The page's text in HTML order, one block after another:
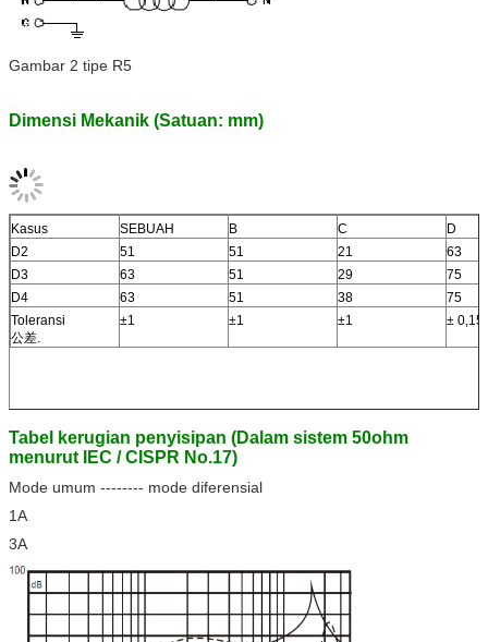
Gambar 2 tipe R5
Dimensi Mekanik (Satuan: mm)
Kasus SEBUAH B C
D
D2
51 51 21
63
D3
63 51 29
75
D4
63 51 38
75
Toleransi
公差.
±1 ±1 ±1 ± 0,15
Tabel kerugian penyisipan (Dalam sistem 50ohm
menurut IEC / CISPR No.17)
Mode umum -------- mode diferensial
1A
3A